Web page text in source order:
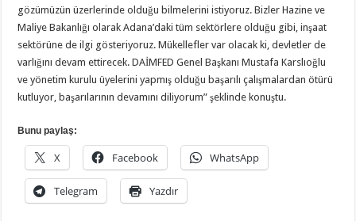
gözümüzün üzerlerinde olduğu bilmelerini istiyoruz. Bizler Hazine ve
Maliye Bakanlığı olarak Adana’daki tüm sektörlere olduğu gibi, inşaat
sektörüne de ilgi gösteriyoruz. Mükellefler var olacak ki, devletler de
varlığını devam ettirecek. DAİMFED Genel Başkanı Mustafa Karslıoğlu
ve yönetim kurulu üyelerini yapmış olduğu başarılı çalışmalardan ötürü
kutluyor, başarılarının devamını diliyorum” şeklinde konuştu.
Bunu paylaş:
X Facebook WhatsApp
Telegram Yazdır